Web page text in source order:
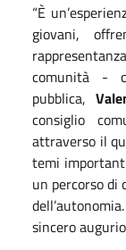
“È
giovani,
comunità -
pubblica,
consiglio
attraverso il
temi
un percorso di
sincero